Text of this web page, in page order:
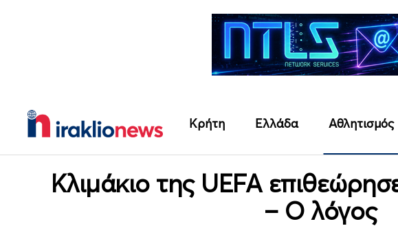
Κρήτη Ελλάδα Αθλητισμός
Κλιμάκιο της UEFA
– Ο λόγος